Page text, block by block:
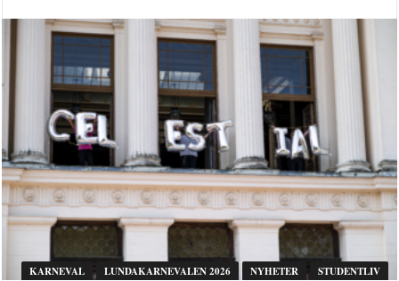
KARNEVAL LUNDAKARNEVALEN 2026 NYHETER STUDENTLIV